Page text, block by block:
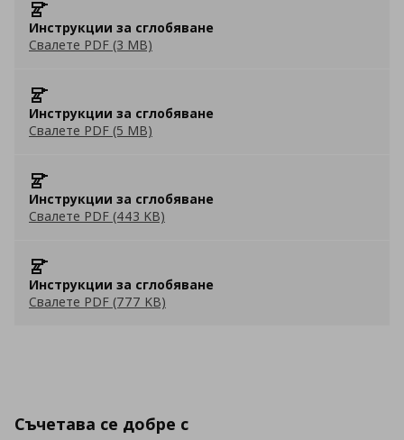
Инструкции за сглобяване
Свалете PDF (3 MB)
Инструкции за сглобяване
Свалете PDF (5 MB)
Инструкции за сглобяване
Свалете PDF (443 KB)
Инструкции за сглобяване
Свалете PDF (777 KB)
Съчетава се добре с